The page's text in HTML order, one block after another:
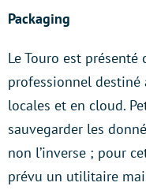
Packaging
Le Touro est
professionnel destiné
locales et en cloud.
sauvegarder les
non l’inverse ; pour
prévu un utilitaire